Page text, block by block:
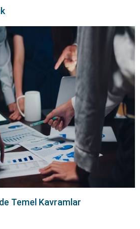
Temel Kavramlar